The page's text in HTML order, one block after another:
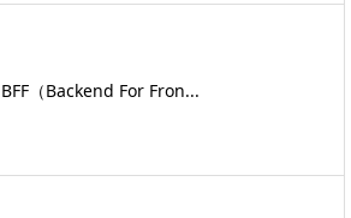
BFF（Backend For Fron...